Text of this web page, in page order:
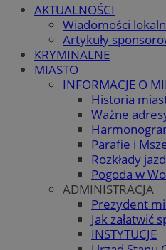
AKTUALNOŚCI
Wiadomości
Artykuły
KRYMINALNE
MIASTO
INFORMACJE O
Historia
Ważne
Parafie i
Rozkłady
Pogoda w
ADMINISTRACJA
Prezydent
Jak załatwić
INSTYTUCJE